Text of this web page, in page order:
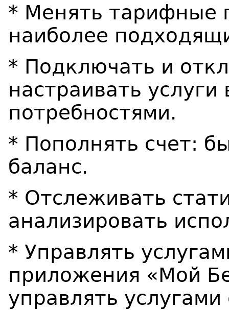
* Менять тарифные
наиболее
* Подключать и
настраивать
потребностями.
* Пополнять счет:
баланс.
* Отслеживать
анализировать
* Управлять
приложения «Мой
управлять